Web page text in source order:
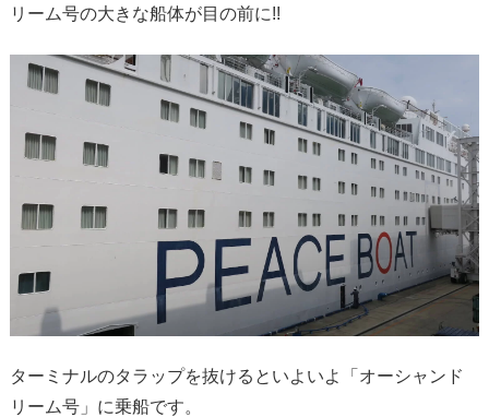
リーム号の大きな船体が目の前に!!
ターミナルのタラップを抜けるといよいよ「オーシャンド
リーム号」に乗船です。